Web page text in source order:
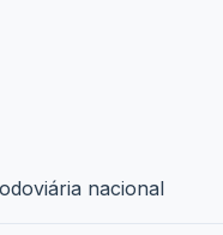
nacional